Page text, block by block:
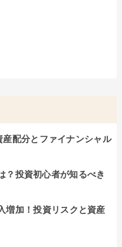
配分とファイナンシャル
？投資初心者が知るべき
増加！投資リスクと資産